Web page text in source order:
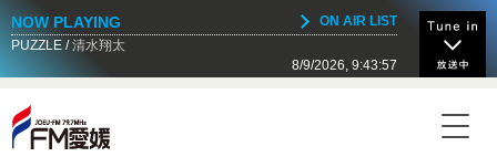
18:30 - 19:00
伊予郡市SESSION
NOW PLAYING
ON AIR LIST
PUZZLE
清水翔太
8/9/2026, 9:43:57